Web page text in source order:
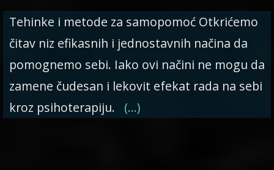
Tehinke i metode za samopomoć Otkrićemo
čitav niz efikasnih i jednostavnih načina da
pomognemo sebi. Iako ovi načini ne mogu da
zamene čudesan i lekovit efekat rada na sebi
kroz psihoterapiju. (…)